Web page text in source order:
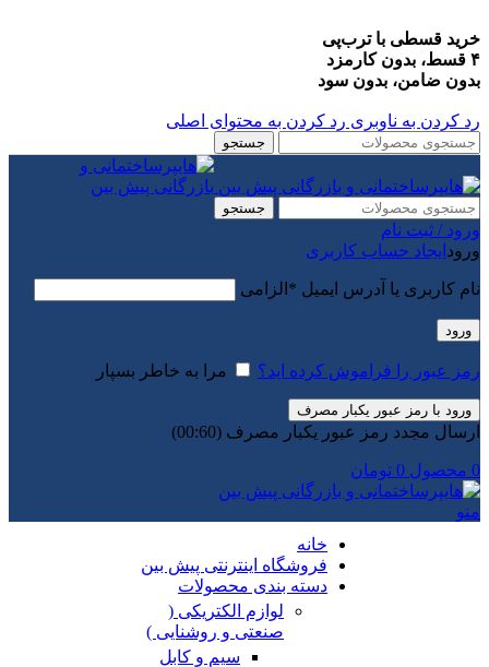
خرید قسطی با ترب‌پی
۴ قسط، بدون کارمزد
بدون ضامن، بدون سود
رد کردن به ناوبری رد کردن به محتوای اصلی
جستجو
جستجو
ورود / ثبت نام
ورود ایجاد حساب کاربری
نام کاربری یا آدرس ایمیل * الزامی
ورود
رمز عبور را فراموش کرده اید؟ مرا به خاطر بسپار
ورود با رمز عبور یکبار مصرف
ارسال مجدد رمز عبور یکبار مصرف (00:
60
)
0 محصول 0 تومان
منو
خانه
فروشگاه اینترنتی پیش بین
دسته بندی محصولات
لوازم الکتریکی (
صنعتی و روشنایی )
سیم و کابل